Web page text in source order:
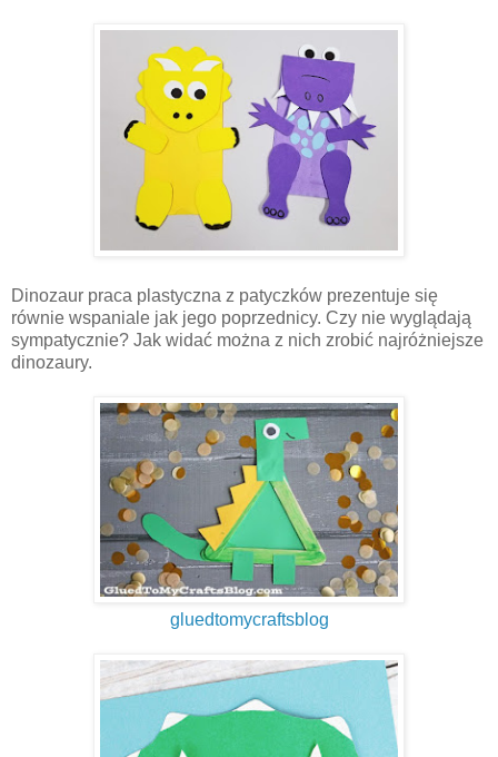
Dinozaur praca plastyczna z patyczków prezentuje się
równie wspaniale jak jego poprzednicy. Czy nie wyglądają
sympatycznie? Jak widać można z nich zrobić najróżniejsze
dinozaury.
gluedtomycraftsblog